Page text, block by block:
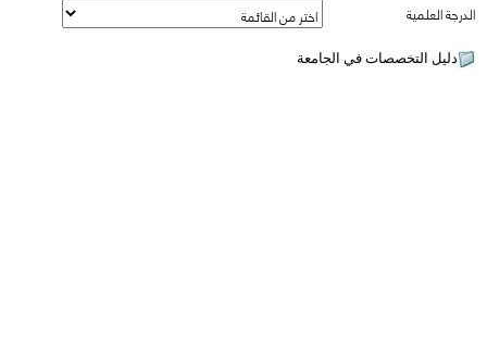
الدرجة العلمية
دليل التخصصات في الجامعة